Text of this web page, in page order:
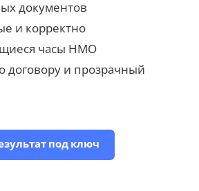
документов
и корректно
часы НМО
договору и прозрачный
под ключ